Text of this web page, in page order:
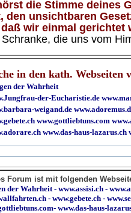
die Stimme deines
den unsichtbaren
wir einmal gerichtet
die uns vom
in den kath. Webseiten
der Wahrheit
der-Eucharistie.de
weigand.de
www.gottliebtuns.com
www.das-haus-lazarus.ch
Forum ist mit folgenden
der Wahrheit -www.assisi.ch -
-www.gebete.ch -
-www.das-haus-